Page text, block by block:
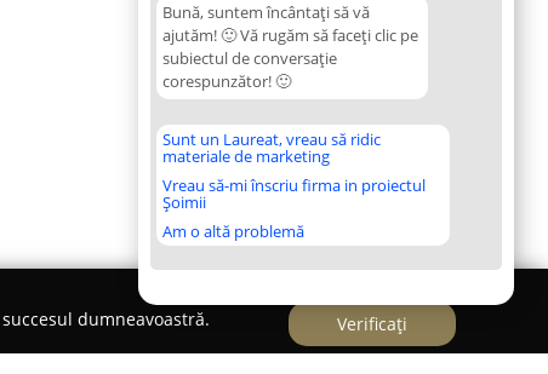
Bună, suntem încântați să vă
ajutăm! 🙂 Vă rugăm să faceți clic pe
subiectul de conversație
corespunzător! 🙂
Sunt un Laureat, vreau să ridic
materiale de marketing
Vreau să-mi înscriu firma in proiectul
Șoimii
Am o altă problemă
dumneavoastră.
Verificați